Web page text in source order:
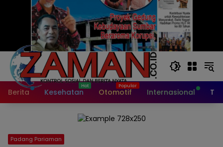
Berita Kesehatan Otomotif Internasional
Padang Pariaman